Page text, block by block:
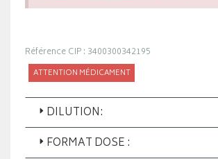
Référence CIP : 3400300342195
ATTENTION MÉDICAMENT
DILUTION:
FORMAT DOSE :